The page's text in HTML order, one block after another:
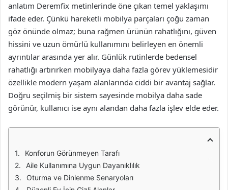
anlatım Deremfix metinlerinde öne çıkan temel yaklaşımı
ifade eder. Çünkü hareketli mobilya parçaları çoğu zaman
göz önünde olmaz; buna rağmen ürünün rahatlığını, güven
hissini ve uzun ömürlü kullanımını belirleyen en önemli
ayrıntılar arasında yer alır. Günlük rutinlerde bedensel
rahatlığı artırırken mobilyaya daha fazla görev yüklemesidir
özellikle modern yaşam alanlarında ciddi bir avantaj sağlar.
Doğru seçilmiş bir sistem sayesinde mobilya daha sade
görünür, kullanıcı ise aynı alandan daha fazla işlev elde eder.
Konforun Görünmeyen Tarafı
Aile Kullanımına Uygun Dayanıklılık
Oturma ve Dinlenme Senaryoları